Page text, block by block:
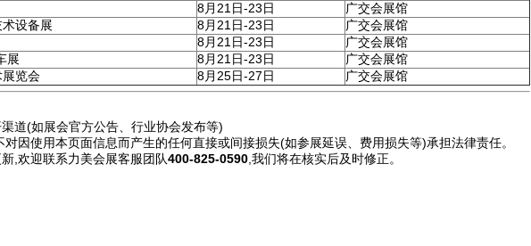
8月21日-23日
广交会展馆
设备展
8月21日-23日
广交会展馆
8月21日-23日
广交会展馆
展
8月21日-23日
广交会展馆
展览会
8月25日-27日 广交会展馆
道(如展会官方公告、行业协会发布等)
因使用本页面信息而产生的任何直接或间接损失(如参展延误、费用损失等)承担法律责任。
,欢迎联系力美会展客服团队400-825-0590 ,我们将在核实后及时修正。